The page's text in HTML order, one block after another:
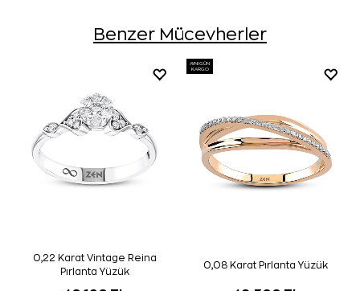
Benzer Mücevherler
0,22 Karat Vintage Reina
Pırlanta Yüzük
AYNI GÜN
KARGO
0,08 Karat Pırlanta Yüzük